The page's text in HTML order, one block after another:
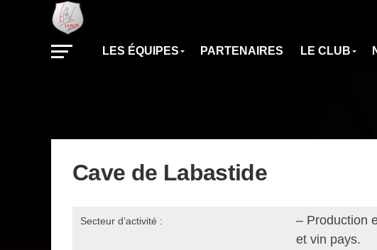
LES ÉQUIPES PARTENAIRES LE CLUB
Cave de Labastide
Secteur d’activité :
– Production
et vin pays.